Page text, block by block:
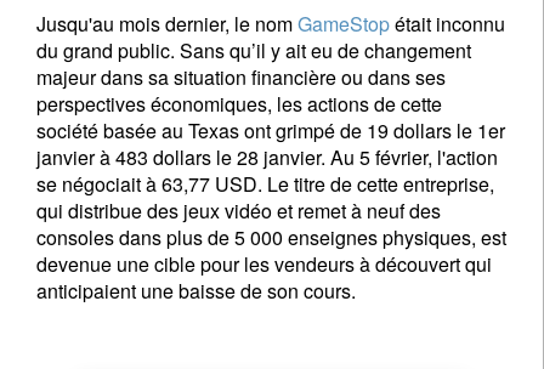
Jusqu'au mois dernier, le nomGameStopétait inconnu
du grand public. Sans qu’il y ait eu de changement
majeur dans sa situation financière ou dans ses
perspectives économiques, les actions de cette
société basée au Texas ont grimpé de 19 dollars le 1er
janvier à 483 dollars le 28 janvier. Au 5 février, l'action
se négociait à 63,77 USD. Le titre de cette entreprise,
qui distribue des jeux vidéo et remet à neuf des
consoles dans plus de 5 000 enseignes physiques, est
devenue une cible pour les vendeurs à découvert qui
anticipaient une baisse de son cours.